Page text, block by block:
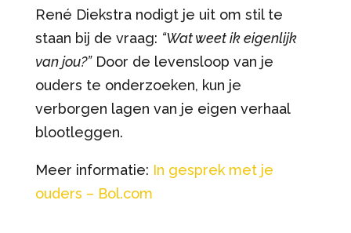
René Diekstra nodigt je uit om stil te
staan bij de vraag: “Wat weet ik eigenlijk
van jou?”Door de levensloop van je
ouders te onderzoeken, kun je
verborgen lagen van je eigen verhaal
blootleggen.
Meer informatie: In gesprek met je
ouders – Bol.com